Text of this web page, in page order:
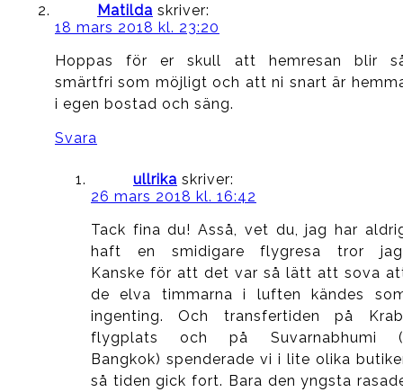
Matilda skriver:
18 mars 2018 kl. 23:20
Hoppas för er skull att hemresan blir
smärtfri som möjligt och att ni snart är
i egen bostad och säng.
Svara
ullrika skriver:
26 mars 2018 kl. 16:42
Tack fina du! Asså, vet du, jag har
haft en smidigare flygresa tror
Kanske för att det var så lätt att sova
de elva timmarna i luften kändes
ingenting. Och transfertiden på
flygplats och på Suvarnabhumi
Bangkok) spenderade vi i lite olika
så tiden gick fort. Bara den yngsta